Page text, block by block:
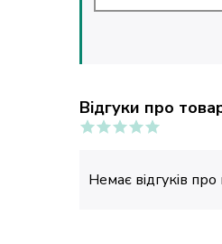
Відгуки про
Немає відгуків